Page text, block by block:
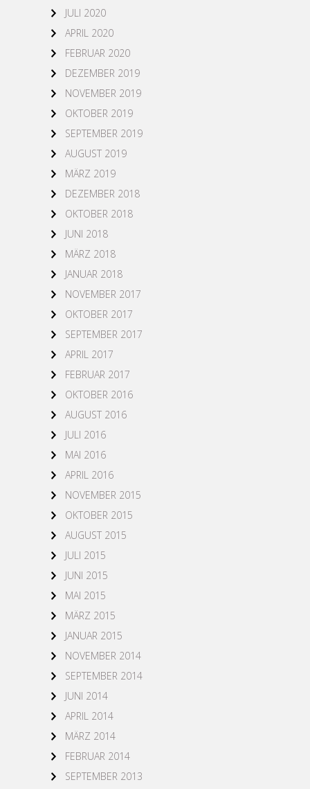
JULI 2020
APRIL 2020
FEBRUAR 2020
DEZEMBER 2019
NOVEMBER 2019
OKTOBER 2019
SEPTEMBER 2019
AUGUST 2019
MÄRZ 2019
DEZEMBER 2018
OKTOBER 2018
JUNI 2018
MÄRZ 2018
JANUAR 2018
NOVEMBER 2017
OKTOBER 2017
SEPTEMBER 2017
APRIL 2017
FEBRUAR 2017
OKTOBER 2016
AUGUST 2016
JULI 2016
MAI 2016
APRIL 2016
NOVEMBER 2015
OKTOBER 2015
AUGUST 2015
JULI 2015
JUNI 2015
MAI 2015
MÄRZ 2015
JANUAR 2015
NOVEMBER 2014
SEPTEMBER 2014
JUNI 2014
APRIL 2014
MÄRZ 2014
FEBRUAR 2014
SEPTEMBER 2013